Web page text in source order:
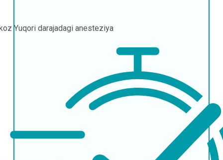
Yuqori darajadagi anesteziya